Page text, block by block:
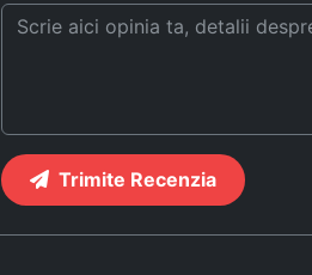
Trimite Recenzia